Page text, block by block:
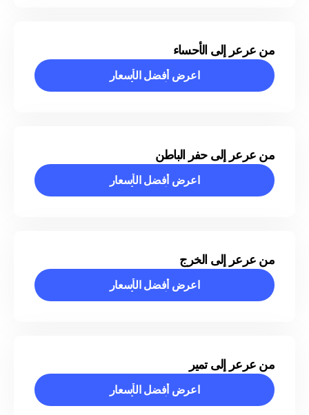
من عرعر إلى الأحساء
اعرض أفضل الأسعار
اعرض أفضل الأسعار
من عرعر إلى حفر الباطن
اعرض أفضل الأسعار
اعرض أفضل الأسعار
من عرعر إلى الخرج
اعرض أفضل الأسعار
اعرض أفضل الأسعار
من عرعر إلى تمير
اعرض أفضل الأسعار
اعرض أفضل الأسعار